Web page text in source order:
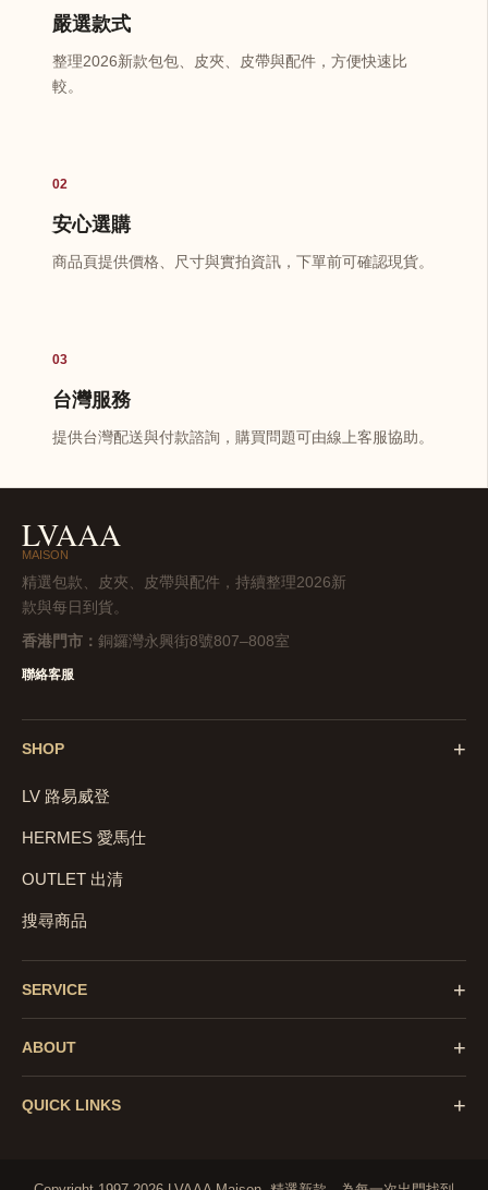
嚴選款式
整理2026新款包包、皮夾、皮帶與配件，方便快速比
較。
02
安心選購
商品頁提供價格、尺寸與實拍資訊，下單前可確認現貨。
03
台灣服務
提供台灣配送與付款諮詢，購買問題可由線上客服協助。
LVAAA
MAISON
精選包款、皮夾、皮帶與配件，持續整理2026新
款與每日到貨。
香港門市： 銅鑼灣永興街8號807–808室
聯絡客服
SHOP +
LV 路易威登
HERMES 愛馬仕
OUTLET 出清
搜尋商品
SERVICE +
ABOUT +
QUICK LINKS +